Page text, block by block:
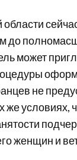
до
может
не
же условиях,
женщин и